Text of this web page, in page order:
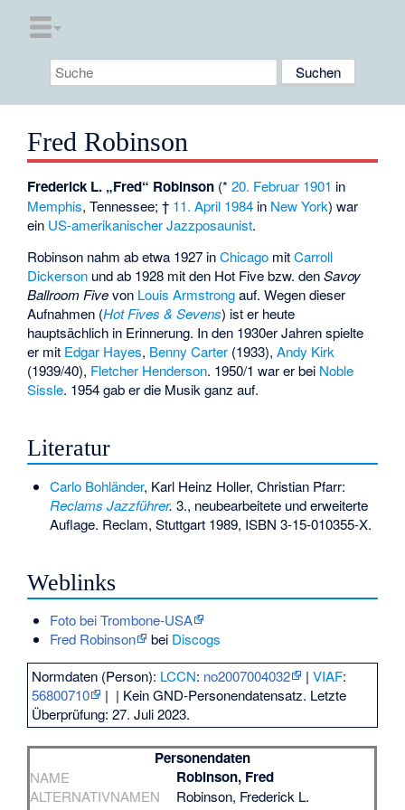
Fred Robinson
Frederick L. „Fred“ Robinson (*20. Februar 1901 in
Memphis, Tennessee; † 11. April 1984 in New York) war
ein US-amerikanischer Jazzposaunist.
Robinson nahm ab etwa 1927 inChicago mitCarroll
Dickerson und ab 1928 mit den Hot Fivebzw. denSavoy
Ballroom Fivevon Louis Armstrongauf. Wegen dieser
Aufnahmen (Hot Fives & Sevens) ist er heute
hauptsächlich in Erinnerung. In den 1930er Jahren spielte
er mit Edgar Hayes, Benny Carter (1933),Andy Kirk
(1939/40), Fletcher Henderson. 1950/1 war er bei Noble
Sissle. 1954 gab er die Musik ganz auf.
Literatur
Carlo Bohländer, Karl Heinz Holler, Christian Pfarr:
Reclams Jazzführer. 3., neubearbeitete und erweiterte
Auflage. Reclam, Stuttgart 1989, ISBN 3-15-010355-X.
Weblinks
Foto bei Trombone-USA
Fred Robinson
bei Discogs
Normdaten (Person): LCCN: no2007004032 |VIAF:
56800710
| | Kein GND-Personendatensatz. Letzte
Überprüfung: 27. Juli 2023.
Personendaten
NAME Robinson, Fred
ALTERNATIVNAMEN
Robinson, Frederick L.